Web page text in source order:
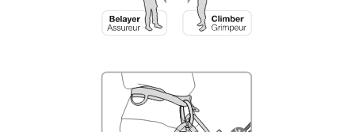
su actividad. Pueden existir otras que no
describimos aquí.